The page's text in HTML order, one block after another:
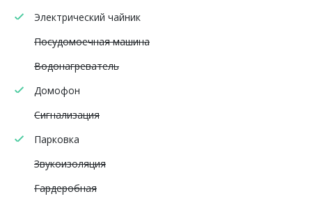
Электрический чайник
Посудомоечная машина
Водонагреватель
Домофон
Сигнализация
Парковка
Звукоизоляция
Гардеробная